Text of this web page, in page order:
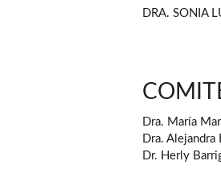
DRA. SONIA
Dra. María
Dra. Alejandra
Dr. Herly